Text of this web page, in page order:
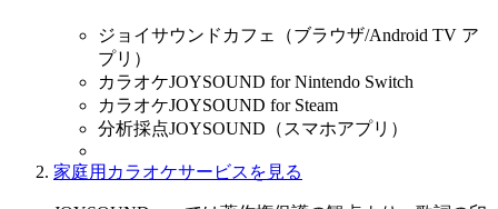
ジョイサウンドカフェ（ブラウザ/Android TV ア
プリ）
カラオケJOYSOUND for Nintendo Switch
カラオケJOYSOUND for Steam
分析採点JOYSOUND（スマホアプリ）
家庭用カラオケサービスを見る